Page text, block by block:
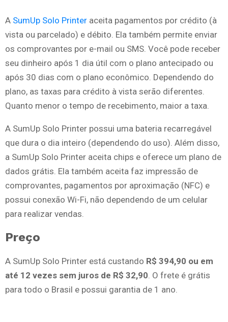
A SumUp Solo Printer aceita pagamentos por crédito (à
vista ou parcelado) e débito. Ela também permite enviar
os comprovantes por e-mail ou SMS. Você pode receber
seu dinheiro após 1 dia útil com o plano antecipado ou
após 30 dias com o plano econômico. Dependendo do
plano, as taxas para crédito à vista serão diferentes.
Quanto menor o tempo de recebimento, maior a taxa.
A SumUp Solo Printer possui uma bateria recarregável
que dura o dia inteiro (dependendo do uso). Além disso,
a SumUp Solo Printer aceita chips e oferece um plano de
dados grátis. Ela também aceita faz impressão de
comprovantes, pagamentos por aproximação (NFC) e
possui conexão Wi-Fi, não dependendo de um celular
para realizar vendas.
Preço
A SumUp Solo Printer está custando R$ 394,90 ou em
até 12 vezes sem juros de R$ 32,90. O frete é grátis
para todo o Brasil e possui garantia de 1 ano.